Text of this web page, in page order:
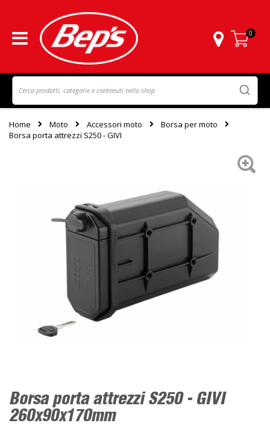
Carrello
0
Home Moto Accessori moto
Borsa per moto
Borsa porta attrezzi S250 - GIVI
Borsa porta attrezzi S250 - GIVI
260x90x170mm